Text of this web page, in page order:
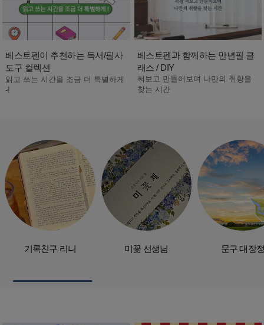
베스트펜이 추천하는 독서/필사
도구 컬렉션
읽고 쓰는 시간을 조금 더 특별하게
-!
베스트펜과 함께하는 만년필 클
래스 / DIY
써보고 만들어보며 나만의 취향을
찾는 시간
기록친구 리니 미꽃 선생님 문구 대장정